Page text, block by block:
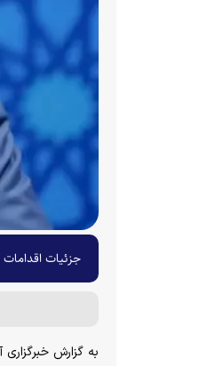
جزئیات
به گزارش